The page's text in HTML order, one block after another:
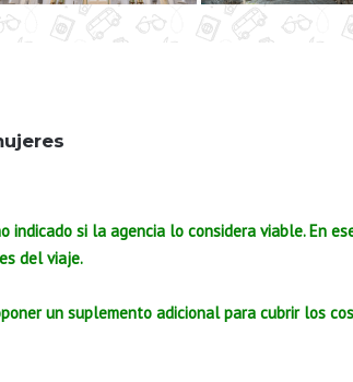
indicado si la agencia lo considera viable. En
del viaje.
un suplemento adicional para cubrir los